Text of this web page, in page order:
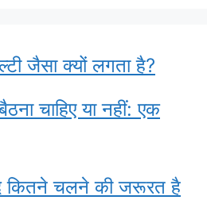
जैसा क्यों लगता है?
चाहिए या नहीं: एक
कितने चलने की जरूरत है